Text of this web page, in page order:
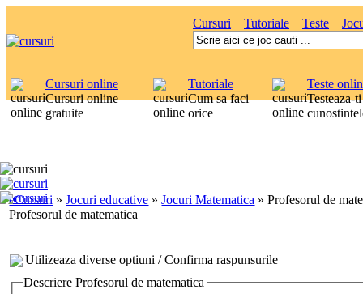
Cursuri Tutoriale Teste
Cursuri online
Cursuri online
gratuite
Tutoriale
Cum sa faci
orice
Teste
Testeaza-ti
eCursuri »Jocuri educative »Jocuri Matematica »Profesorul de
Profesorul de matematica
Utilizeaza diverse optiuni / Confirma raspunsurile
Descriere Profesorul de matematica